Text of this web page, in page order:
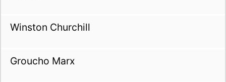
Winston Churchill
Groucho Marx